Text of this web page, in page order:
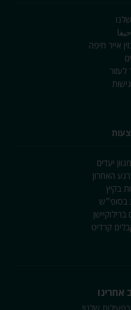
אייר חיפה
יעדים
האחרון
בקיץ
בסופ״ש
קרדיט
אחרינו